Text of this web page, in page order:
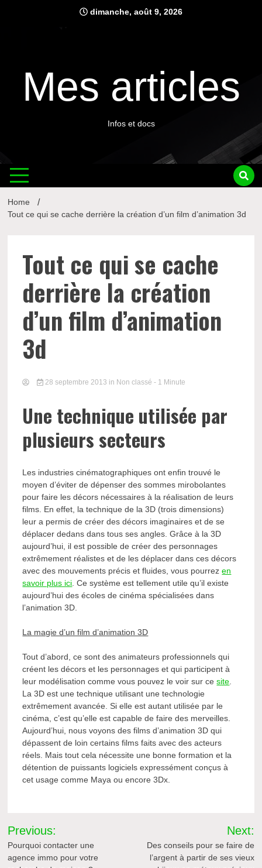
dimanche, août 9, 2026
Mes articles
Infos et docs
Home
Tout ce qui se cache derrière la création d’un film d’animation 3d
Tout ce qui se cache
derrière la création
d’un film d’animation
3d
28 septembre 2013 in Non classé - 1 Minute
Une technique utilisée par
plusieurs secteurs
Les industries cinématographiques ont enfin trouvé le
moyen d’éviter de dépenser des sommes mirobolantes
pour faire les décors nécessaires à la réalisation de leurs
films. En effet, la technique de la 3D (trois dimensions)
leur a permis de créer des décors imaginaires et de se
déplacer dedans dans tous ses angles. Grâce à la 3D
aujourd’hui, il est possible de créer des personnages
extrêmement réalistes et de les déplacer dans ces décors
avec des mouvements précis et fluides, vous pourrezen
savoir plus ici . Ce système est tellement utile qu’il existe
aujourd’hui des écoles de cinéma spécialisées dans
l’animation 3D.
La magie d’un film d’animation 3D
Tout d’abord, ce sont des animateurs professionnels qui
créent les décors et les personnages et qui participent à
leur modélisation comme vous pouvez le voir sur cesite
La 3D est une technique utilisant une technologie
extrêmement avancée. Si elle est autant utilisée par le
cinéma, c’est qu’elle est capable de faire des merveilles.
Aujourd’hui, nous voyons des films d’animation 3D qui
dépassent de loin certains films faits avec des acteurs
réels. Mais tout cela nécessite une bonne formation et la
détention de puissants logiciels expressément conçus à
cet usage comme Maya ou encore 3Dx.
Navigation
de
Previous:
Pourquoi contacter une
agence immo pour votre
Next:
Des conseils pour se faire de
l’argent à partir de ses vieux